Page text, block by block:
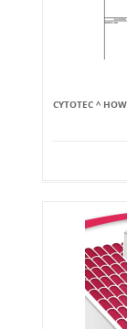
CYTOTEC ^